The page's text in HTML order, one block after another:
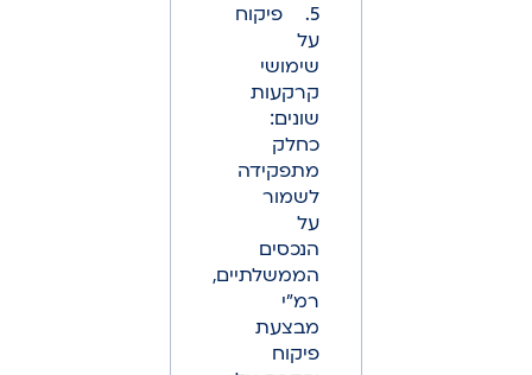
5. פיקוח
על
שימושי
קרקעות
שונים:
כחלק
מתפקידה
לשמור
על
הנכסים
הממשלתיים,
רמ"י
מבצעת
פיקוח